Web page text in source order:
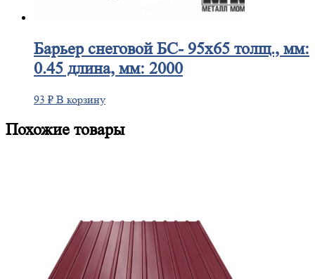
Барьерснеговой БС- 95х65 толщ., мм:
0.45 длина, мм: 2000
93 ₽ В корзину
Похожие товары